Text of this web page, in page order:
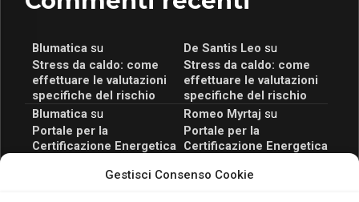
Gestisci Consenso Cookie
Blumaticasu
Stress da caldo: come
effettuare le valutazioni
specifiche del rischio
De Santis Leo su
Stress da caldo: come
effettuare le valutazioni
specifiche del rischio
Blumaticasu
Portale per la
Certificazione Energetica
scopri il Corso Blumatica
Romeo Myrtaj su
Portale per la
Certificazione Energetica
scopri il Corso Blumatica